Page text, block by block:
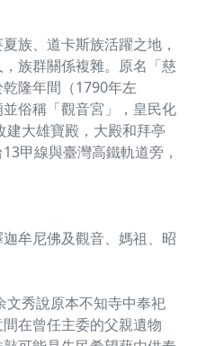
族、道卡斯族活躍之地，
族群關係複雜。原名「慈
隆年間（1790年左
俗稱「觀音宮」，皇民化
大雄寶殿，大殿和拜亭
甲線與臺灣高鐵軌道旁，
牟尼佛及觀音、媽祖、昭
秀說原本不知寺中奉祀
在曾任主委的父親遺物